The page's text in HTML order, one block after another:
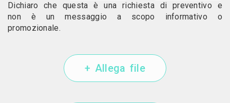
Dichiaro che questa è una richiesta di preventivo e
non è un messaggio a scopo informativo o
promozionale.
+ Allega file